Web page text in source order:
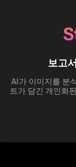
보고
AI가 이미지를 분
트가 담긴 개인화